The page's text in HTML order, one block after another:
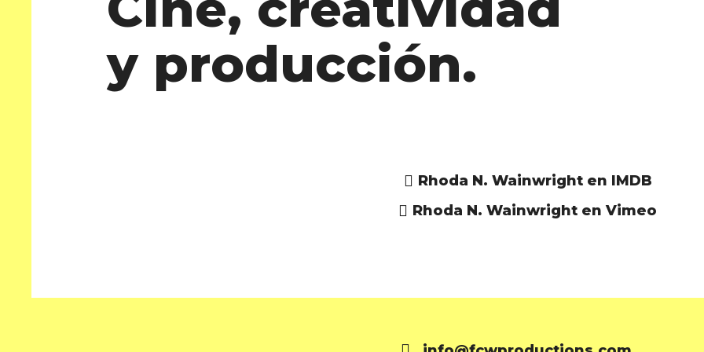
y producción.
Rhoda N. Wainwright en IMDB
Rhoda N. Wainwright en Vimeo
Paloma
Alfonso
Andrés
Borja
Vidaurre